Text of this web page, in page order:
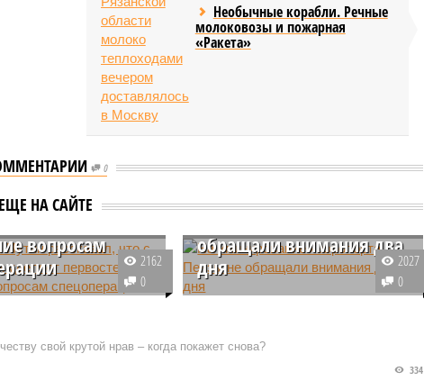
Необычные корабли. Речные
молоковозы и пожарная
«Ракета»
0
ЕЩЕ НА САЙТЕ
Путин
что с утра до
вопросам
Путин признался, что
и уделяет этим
2162
0
На «минирование»
обращали внимания два
дня
Сотрудники проигнорировали
пропустили сообщение о будто
2027
0
свой крутой нрав – когда покажет снова?
334